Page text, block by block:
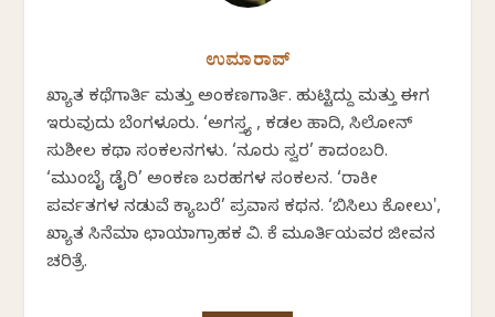
ಉಮಾರಾವ್
ಖ್ಯಾತ ಕಥೆಗಾರ್ತಿ ಮತ್ತು ಅಂಕಣಗಾರ್ತಿ. ಹುಟ್ಟಿದ್ದು ಮತ್ತು ಈಗ
ಇರುವುದು ಬೆಂಗಳೂರು. ‘ಅಗಸ್ತ್ಯ , ಕಡಲ ಹಾದಿ, ಸಿಲೋನ್
ಸುಶೀಲ ಕಥಾ ಸಂಕಲನಗಳು. ‘ನೂರು ಸ್ವರ’ ಕಾದಂಬರಿ.
‘ಮುಂಬೈ ಡೈರಿ’ ಅಂಕಣ ಬರಹಗಳ ಸಂಕಲನ. ‘ರಾಕೀ
ಪರ್ವತಗಳ ನಡುವೆ ಕ್ಯಾಬರೆ’ ಪ್ರವಾಸ ಕಥನ. ‘ಬಿಸಿಲು ಕೋಲು',
ಖ್ಯಾತ ಸಿನೆಮಾ ಛಾಯಾಗ್ರಾಹಕ ವಿ. ಕೆ ಮೂರ್ತಿಯವರ ಜೀವನ
ಚರಿತ್ರೆ.